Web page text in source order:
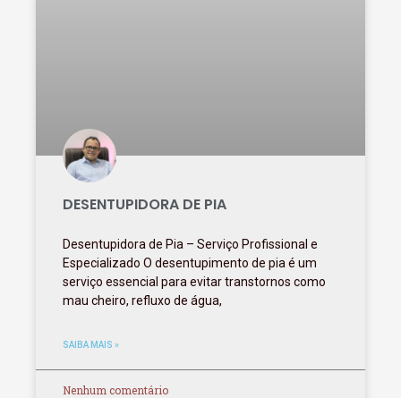
DESENTUPIDORA DE PIA
Desentupidora de Pia – Serviço Profissional e
Especializado O desentupimento de pia é um
serviço essencial para evitar transtornos como
mau cheiro, refluxo de água,
SAIBA MAIS »
Nenhum comentário